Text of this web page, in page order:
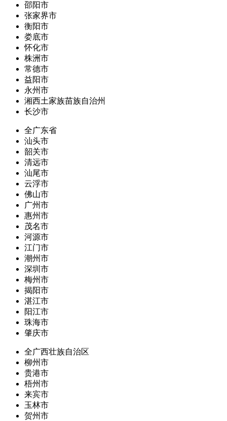
邵阳市
张家界市
衡阳市
娄底市
怀化市
株洲市
常德市
益阳市
永州市
湘西土家族苗族自治州
长沙市
全广东省
汕头市
韶关市
清远市
汕尾市
云浮市
佛山市
广州市
惠州市
茂名市
河源市
江门市
潮州市
深圳市
梅州市
揭阳市
湛江市
阳江市
珠海市
肇庆市
全广西壮族自治区
柳州市
贵港市
梧州市
来宾市
玉林市
贺州市